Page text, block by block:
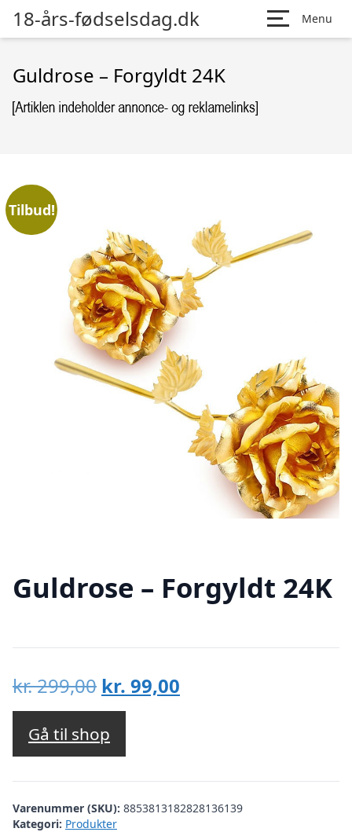
18-års-fødselsdag.dk Menu
Guldrose – Forgyldt 24K
Tilbud!
Guldrose – Forgyldt 24K
kr.299,00 Den
oprindelige
pris
var:
kr. 299,00.
kr. 99,00
kr. 99,00.
Gå til shop
Varenummer (SKU): 8853813182828136139
Kategori: Produkter